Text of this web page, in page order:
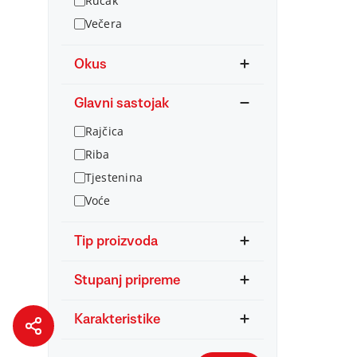
Večera
Okus
Glavni sastojak
Rajčica
Riba
Tjestenina
Voće
Tip proizvoda
Stupanj pripreme
Karakteristike